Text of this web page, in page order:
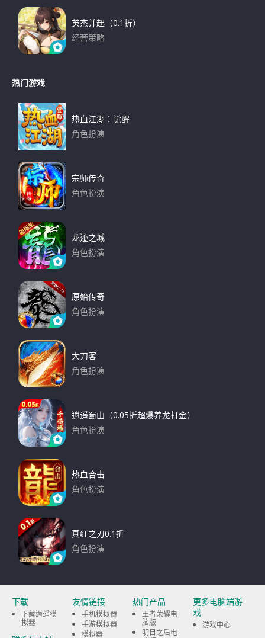
英杰并起（0.1折）
经营策略
热门游戏
热血江湖：觉醒
角色扮演
宗师传奇
角色扮演
龙迹之城
角色扮演
原始传奇
角色扮演
大刀客
角色扮演
逍遥蜀山（0.05折超爆养龙打金）
角色扮演
热血合击
角色扮演
真红之刃0.1折
角色扮演
下载
下载逍遥模
拟器
友情链接
手机模拟器
手游模拟器
模拟器
热门产品
王者荣耀电
脑版
明日之后电
更多电脑端游
戏
游戏中心